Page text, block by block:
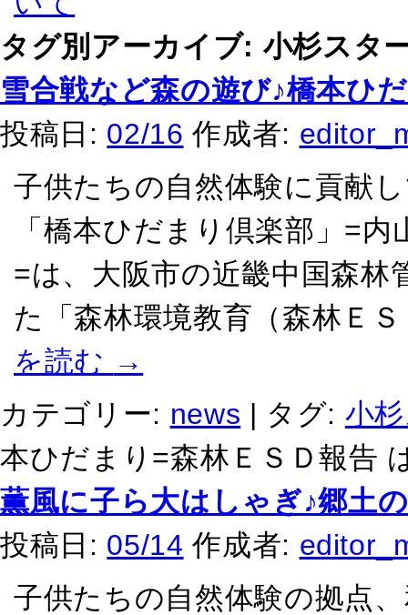
タグ別アーカイブ: 小杉スタ
雪合戦など森の遊び♪橋本ひ
投稿日: 02/16 作成者:
子供たちの自然体験に貢献
「橋本ひだまり倶楽部」=
=は、大阪市の近畿中国森林
た「森林環境教育（森林Ｅ
を読む →
カテゴリー: news | タグ: 小
本ひだまり=森林ＥＳＤ報告
薫風に子ら大はしゃぎ♪郷土
投稿日: 05/14 作成者:
子供たちの自然体験の拠点